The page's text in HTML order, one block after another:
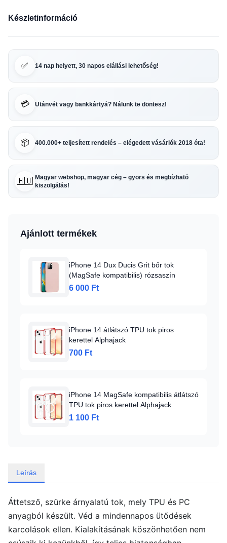
Készletinformáció
✅ 14 nap helyett, 30 napos elállási lehetőség!
💳 Utánvét vagy bankkártyá? Nálunk te döntesz!
📦 400.000+ teljesített rendelés – elégedett vásárlók 2018 óta!
🇭🇺 Magyar webshop, magyar cég – gyors és megbízható
kiszolgálás!
Ajánlott termékek
iPhone 14 Dux Ducis Grit bőr tok
(MagSafe kompatibilis) rózsaszín
6 000 Ft
iPhone 14 átlátszó TPU tok piros
kerettel Alphajack
700 Ft
iPhone 14 MagSafe kompatibilis átlátszó
TPU tok piros kerettel Alphajack
1 100 Ft
Leírás
Áttetsző, szürke árnyalatú tok, mely TPU és PC
anyagból készült. Véd a mindennapos ütődések
karcolások ellen. Kialakításának köszönhetően nem